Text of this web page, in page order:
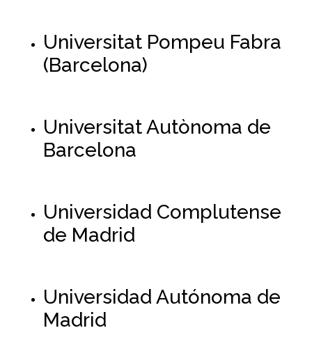
Universitat Pompeu Fabra
(Barcelona)
Universitat Autònoma de
Barcelona
Universidad Complutense
de Madrid
Universidad Autónoma de
Madrid